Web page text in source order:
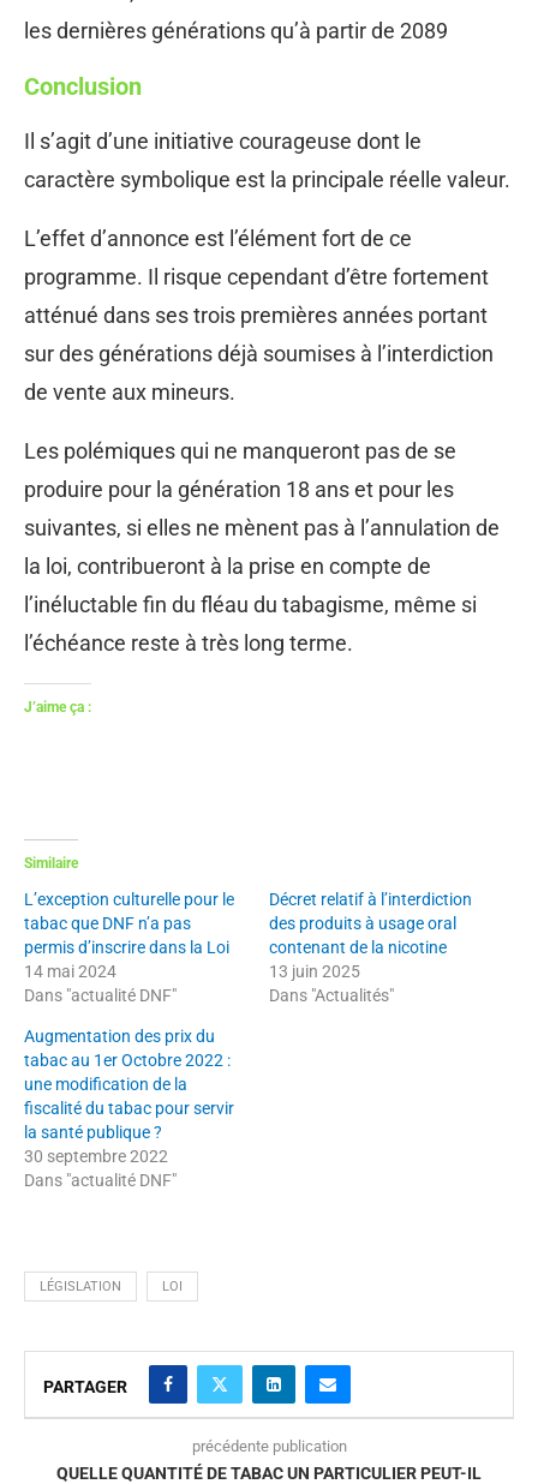
les dernières générations qu’à partir de 2089
Conclusion
Il s’agit d’une initiative courageuse dont le
caractère symbolique est la principale réelle valeur.
L’effet d’annonce est l’élément fort de ce
programme. Il risque cependant d’être fortement
atténué dans ses trois premières années portant
sur des générations déjà soumises à l’interdiction
de vente aux mineurs.
Les polémiques qui ne manqueront pas de se
produire pour la génération 18 ans et pour les
suivantes, si elles ne mènent pas à l’annulation de
la loi, contribueront à la prise en compte de
l’inéluctable fin du fléau du tabagisme, même si
l’échéance reste à très long terme.
J’aime ça :
Similaire
L’exception culturelle pour le
tabac que DNF n’a pas
permis d’inscrire dans la Loi
14 mai 2024
Dans "actualité DNF"
Décret relatif à l’interdiction
des produits à usage oral
contenant de la nicotine
13 juin 2025
Dans "Actualités"
Augmentation des prix du
tabac au 1er Octobre 2022 :
une modification de la
fiscalité du tabac pour servir
la santé publique ?
30 septembre 2022
Dans "actualité DNF"
LÉGISLATION LOI
PARTAGER
précédente publication
QUELLE QUANTITÉ DE TABAC UN PARTICULIER PEUT-IL